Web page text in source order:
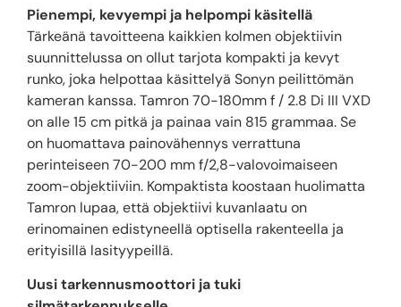
Pienempi, kevyempi ja helpompi käsitellä
Tärkeänä tavoitteena kaikkien kolmen objektiivin
suunnittelussa on ollut tarjota kompakti ja kevyt
runko, joka helpottaa käsittelyä Sonyn peilittömän
kameran kanssa. Tamron 70-180mm f / 2.8 Di III VXD
on alle 15 cm pitkä ja painaa vain 815 grammaa. Se
on huomattava painovähennys verrattuna
perinteiseen 70-200 mm f/2,8-valovoimaiseen
zoom-objektiiviin. Kompaktista koostaan huolimatta
Tamron lupaa, että objektiivi kuvanlaatu on
erinomainen edistyneellä optisella rakenteella ja
erityisillä lasityypeillä.
Uusi tarkennusmoottori ja tuki